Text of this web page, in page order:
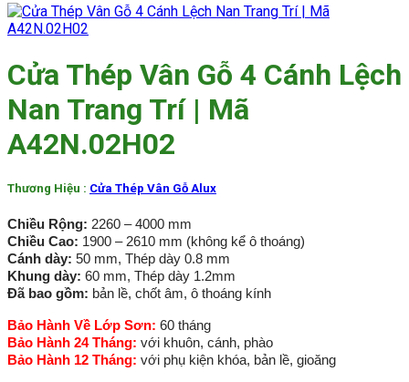
Cửa Thép Vân Gỗ 4 Cánh Lệch
Nan Trang Trí | Mã
A42N.02H02
Thương Hiệu : Cửa Thép Vân Gỗ Alux
Chiều Rộng: 2260 – 4000 mm
Chiều Cao: 1900 – 2610 mm (không kể ô thoáng)
Cánh dày: 50 mm, Thép dày 0.8 mm
Khung dày: 60 mm, Thép dày 1.2mm
Đã bao gồm: bản lề, chốt âm, ô thoáng kính
Bảo Hành Về Lớp Sơn: 60 tháng
Bảo Hành 24 Tháng: với khuôn, cánh, phào
Bảo Hành 12 Tháng: với phụ kiện khóa, bản lề, gioăng